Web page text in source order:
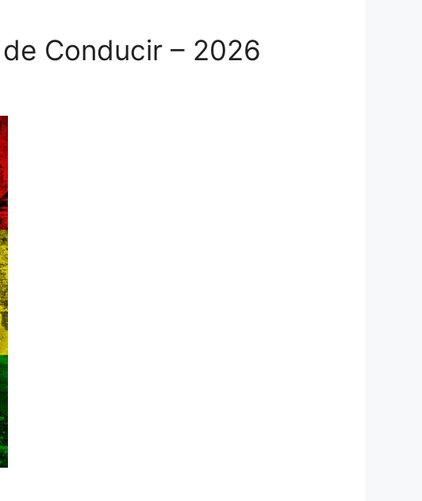
Conducir – 2026